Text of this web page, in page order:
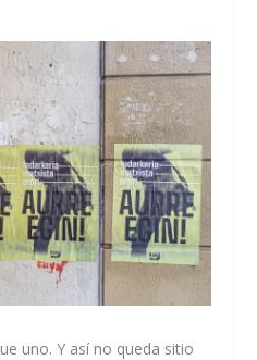
uno. Y así no queda sitio